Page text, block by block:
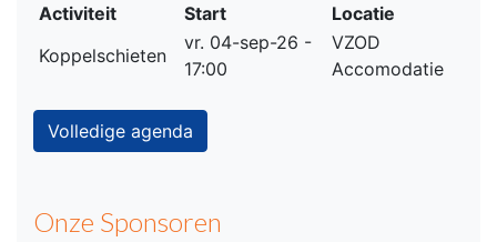
Activiteit Start
Locatie
Koppelschieten
vr. 04-sep-26 -
17:00
VZOD
Accomodatie
Volledige agenda
Onze Sponsoren